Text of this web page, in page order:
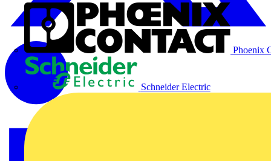
Phoenix
Schneider Electric